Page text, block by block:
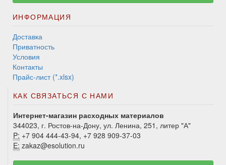
ИНФОРМАЦИЯ
Доставка
Приватность
Условия
Контакты
Прайс-лист (*.xlsx)
КАК СВЯЗАТЬСЯ С НАМИ
Интернет-магазин расходных материалов
344023, г. Ростов-на-Дону, ул. Ленина, 251, литер "А"
P: +7 904 444-43-94, +7 928 909-37-03
E: zakaz@esolution.ru